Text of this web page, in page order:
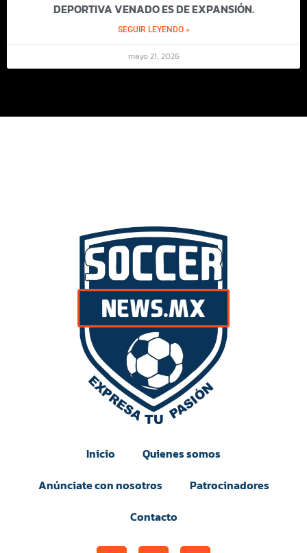
DEPORTIVA VENADO ES DE EXPANSIÓN.
SEGUIR LEYENDO »
mayo 21, 2026
Inicio
Quienes somos
Anúnciate con nosotros
Patrocinadores
Contacto